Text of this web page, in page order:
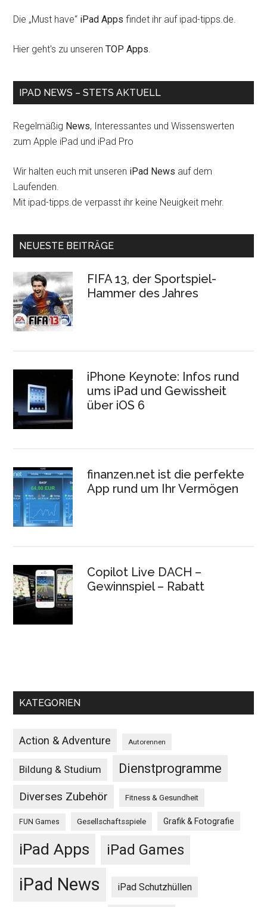
Die „Must have“ iPad Apps findet ihr auf ipad-tipps.de.
Hier geht's zu unserenTOP Apps.
IPAD NEWS – STETS AKTUELL
Regelmäßig News, Interessantes und Wissenswerten
zum Apple iPad und iPad Pro
Wir halten euch mit unseren iPad News auf dem
Laufenden.
Mit ipad-tipps.de verpasst ihr keine Neuigkeit mehr.
NEUESTE BEITRÄGE
FIFA 13, der Sportspiel-
Hammer des Jahres
iPhone Keynote: Infos rund
ums iPad und Gewissheit
über iOS 6
finanzen.net ist die perfekte
App rund um Ihr Vermögen
Copilot Live DACH –
Gewinnspiel – Rabatt
KATEGORIEN
Action & Adventure Autorennen
Bildung & Studium Dienstprogramme
Diverses Zubehör Fitness & Gesundheit
FUN Games Gesellschaftsspiele Grafik & Fotografie
iPad Apps iPad Games
iPad News iPad Schutzhüllen